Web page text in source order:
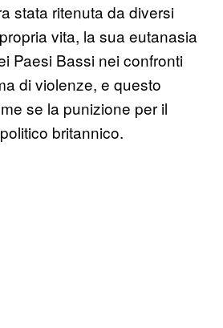
stata ritenuta da diversi
vita, la sua eutanasia
Paesi Bassi nei confronti
di violenze, e questo
se la punizione per il
britannico.